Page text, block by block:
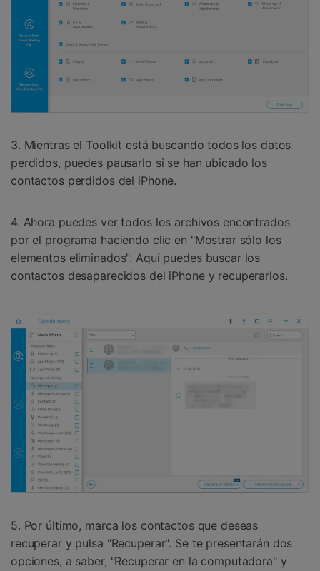
3. Mientras el Toolkit está buscando todos los datos
perdidos, puedes pausarlo si se han ubicado los
contactos perdidos del iPhone.
4. Ahora puedes ver todos los archivos encontrados
por el programa haciendo clic en "Mostrar sólo los
elementos eliminados". Aquí puedes buscar los
contactos desaparecidos del iPhone y recuperarlos.
5. Por último, marca los contactos que deseas
recuperar y pulsa "Recuperar". Se te presentarán dos
opciones, a saber, "Recuperar en la computadora" y